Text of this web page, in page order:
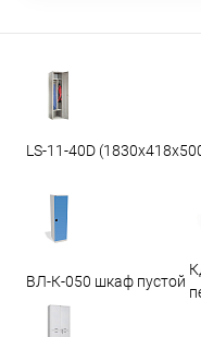
LS-11-40D
ВЛ-К-050 шкаф пустой